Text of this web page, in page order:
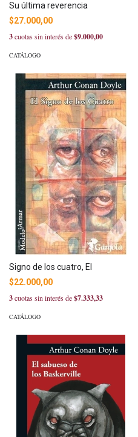
Su última reverencia
$27.000,00
3cuotas sin interés de$9.000,00
CATÁLOGO
Signo de los cuatro, El
$22.000,00
3cuotas sin interés de$7.333,33
CATÁLOGO